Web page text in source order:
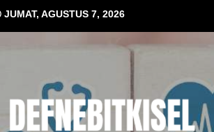
JUMAT, AGUSTUS 7, 2026